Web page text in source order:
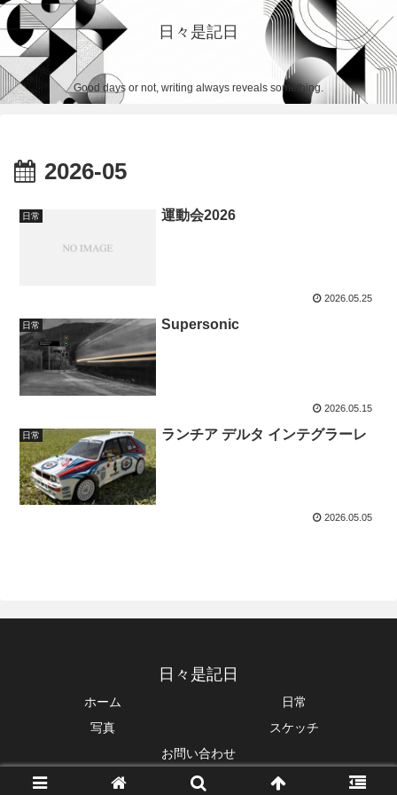
日々是記日
Good days or not, writing always reveals something.
2026-05
日常 運動会2026
2026.05.25
日常 Supersonic
2026.05.15
日常 ランチア デルタ インテグラーレ
2026.05.05
日々是記日
ホーム
日常
写真
スケッチ
お問い合わせ
© 2026 日々是記日.